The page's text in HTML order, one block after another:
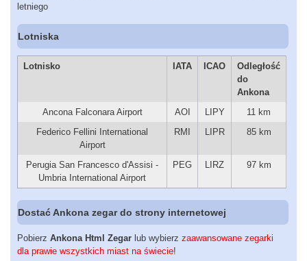
letniego
Lotniska
Lotnisko IATA ICAO
Odległość
do
Ankona
Ancona Falconara Airport
AOI LIPY
11 km
Federico Fellini International
Airport
RMI LIPR 85 km
Perugia San Francesco d'Assisi -
Umbria International Airport
PEG LIRZ 97 km
Dostać Ankona zegar do strony internetowej
Pobierz Ankona Html Zegar lub wybierz zaawansowane zegarki
dla prawie wszystkich miast na świecie!